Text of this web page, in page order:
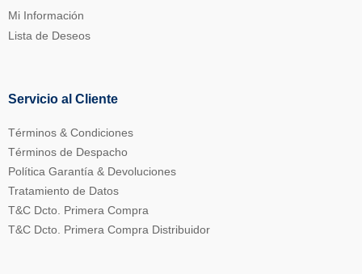
Mi Información
Lista de Deseos
Servicio al Cliente
Términos & Condiciones
Términos de Despacho
Política Garantía & Devoluciones
Tratamiento de Datos
T&C Dcto. Primera Compra
T&C Dcto. Primera Compra Distribuidor